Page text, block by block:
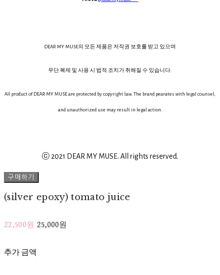
DEAR MY MUSE의 모든 제품은 저작권 보호를 받고 있으며
무단 복제 및 사용 시 법적 조치가 취해질 수 있습니다.
All product of DEAR MY MUSE are protected by copyright law. The brand pearates with legal counsel,
and unauthorized use may result in legal action.
ⓒ 2021 DEAR MY MUSE. All rights reserved.
구매하기
(silver epoxy) tomato juice
22,500원 25,000원
추가 금액